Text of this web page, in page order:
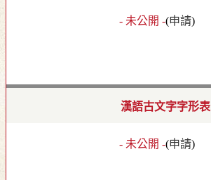
- 未公開 -(申請)
漢語古文字字形表
- 未公開 -(申請)